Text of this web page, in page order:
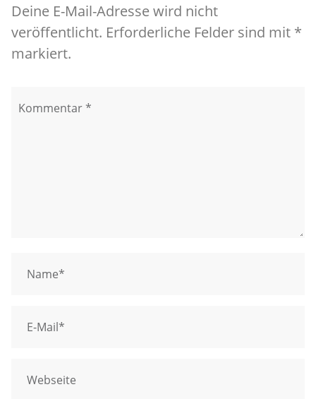
Deine E-Mail-Adresse wird nicht
veröffentlicht. Erforderliche Felder sind mit *
markiert.